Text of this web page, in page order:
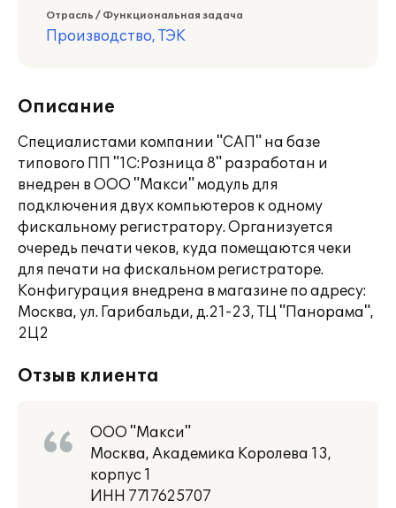
Отрасль / Функциональная задача
Производство, ТЭК
Описание
Специалистами компании "САП" на базе
типового ПП "1С:Розница 8" разработан и
внедрен в ООО "Макси" модуль для
подключения двух компьютеров к одному
фискальному регистратору. Организуется
очередь печати чеков, куда помещаются чеки
для печати на фискальном регистраторе.
Конфигурация внедрена в магазине по адресу:
Москва, ул. Гарибальди, д.21-23, ТЦ "Панорама",
2Ц2
Отзыв клиента
ООО "Макси"
Москва, Академика Королева 13,
корпус 1
ИНН 7717625707